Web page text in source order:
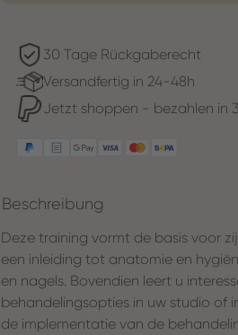
30 Tage Rückgaberecht
Versandfertig in 24-48h
Jetzt shoppen - bezahlen in
Beschreibung
Deze training vormt de basis voor
een inleiding tot anatomie en
en nagels. Bovendien leert u
behandelingsopties in uw studio of
de implementatie van de